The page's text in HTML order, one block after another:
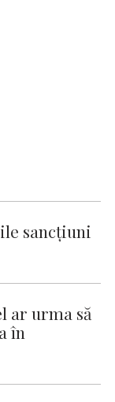
sancţiuni
ar urma să
în